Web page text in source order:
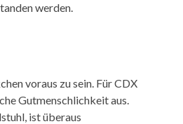
werden.
voraus zu sein. Für CDX
Gutmenschlichkeit aus.
ist überaus